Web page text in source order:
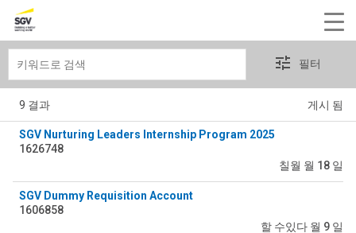
필터
9 결과 게시 됨
SGV Nurturing Leaders Internship Program 2025
1626748
칠월 월 18 일
SGV Dummy Requisition Account
1606858
할 수있다 월 9 일